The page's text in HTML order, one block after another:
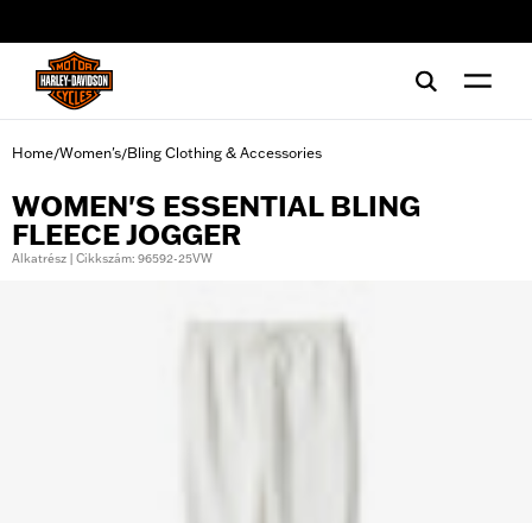
Home/Women's/Bling Clothing & Accessories
WOMEN'S ESSENTIAL BLING
FLEECE JOGGER
Alkatrész | Cikkszám: 96592-25VW